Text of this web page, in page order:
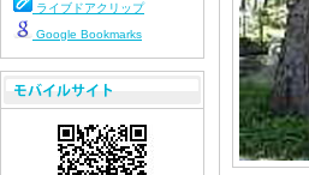
ライブドアクリップ
Google Bookmarks